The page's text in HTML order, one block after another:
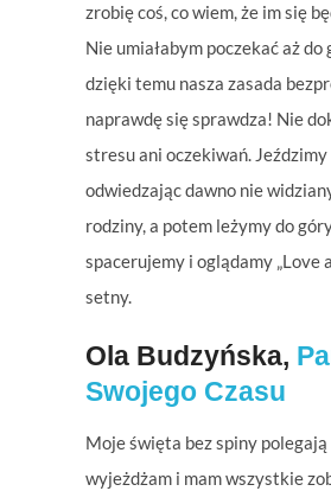
zrobię coś, co wiem, że im się
Nie umiałabym poczekać aż do
dzięki temu nasza zasada
naprawdę się sprawdza! Nie
stresu ani oczekiwań. Jeździmy
odwiedzając dawno nie
rodziny, a potem leżymy do
spacerujemy i oglądamy „Love
setny.
Ola Budzyńska,
Swojego Czasu
Moje święta bez spiny polegają
wyjeżdżam i mam wszystkie